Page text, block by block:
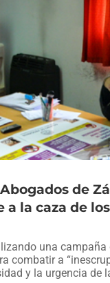
de
a la caza de los
una
combatir a
y la urgencia de